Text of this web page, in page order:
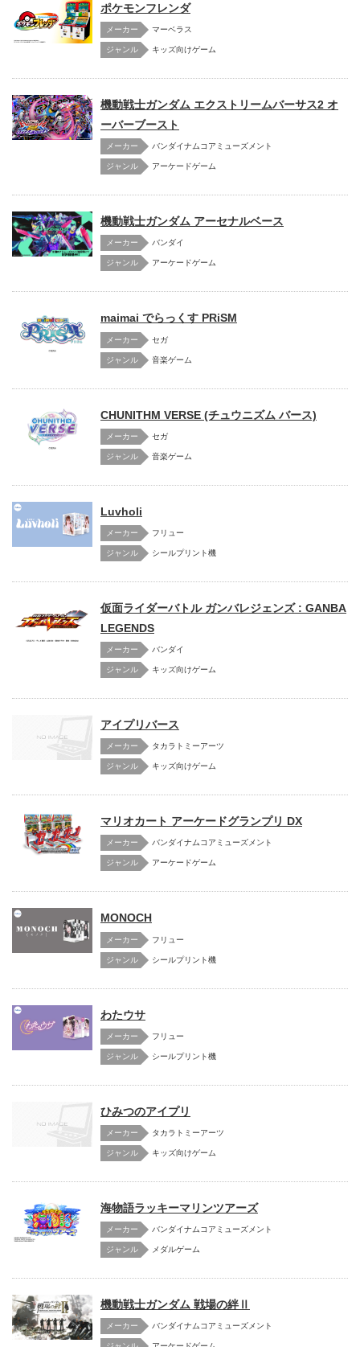
ポケモンフレンダ
メーカー マーベラス
キッズ向けゲーム
機動戦士ガンダム エクストリームバーサス2 オ
ーバーブースト
メーカー バンダイナムコアミューズメント
アーケードゲーム
機動戦士ガンダム アーセナルベース
メーカー バンダイ
アーケードゲーム
maimai でらっくす PRiSM
メーカー セガ
音楽ゲーム
CHUNITHM VERSE (チュウニズム バース)
メーカー セガ
音楽ゲーム
Luvholi
メーカー フリュー
シールプリント機
仮面ライダーバトル ガンバレジェンズ : GANBA
LEGENDS
メーカー バンダイ
キッズ向けゲーム
アイプリバース
メーカー タカラトミーアーツ
キッズ向けゲーム
マリオカート アーケードグランプリ DX
メーカー バンダイナムコアミューズメント
アーケードゲーム
MONOCH
メーカー フリュー
シールプリント機
わたウサ
メーカー フリュー
シールプリント機
ひみつのアイプリ
メーカー タカラトミーアーツ
キッズ向けゲーム
海物語ラッキーマリンツアーズ
メーカー バンダイナムコアミューズメント
メダルゲーム
機動戦士ガンダム 戦場の絆Ⅱ
メーカー バンダイナムコアミューズメント